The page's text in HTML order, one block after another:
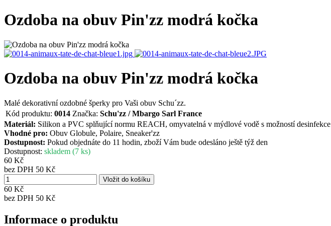
Ozdoba na obuv Pin'zz modrá kočka
Ozdoba na obuv Pin'zz modrá kočka
Malé dekorativní ozdobné šperky pro Vaši obuv Schu´zz.
Kód produktu: 0014 Značka: Schu'zz / Mbargo Sarl France
Materiál: Silikon a PVC splňující normu REACH, omyvatelná v mýdlové vodě s možností desinfekce
Vhodné pro: Obuv Globule, Polaire, Sneaker'zz
Dostupnost: Pokud objednáte do 11 hodin, zboží Vám bude odesláno ještě týž den
Dostupnost: skladem (7 ks)
60 Kč
bez DPH 50 Kč
60 Kč
bez DPH 50 Kč
Informace o produktu